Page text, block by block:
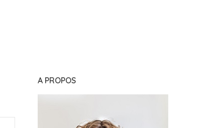
A PROPOS